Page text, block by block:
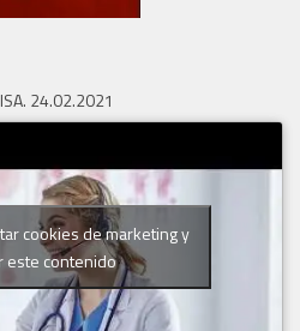
24.02.2021
cookies de marketing y
este contenido